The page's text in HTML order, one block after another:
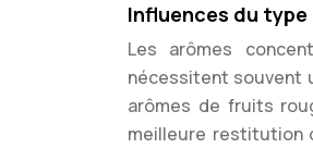
Influences du type
Les arômes
nécessitent souvent
arômes de fruits
meilleure restitution